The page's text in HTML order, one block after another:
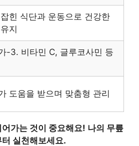
힌 식단과 운동으로 건강한
지
-3. 비타민 C, 글루코사민 등
도움을 받으며 맞춤형 관리
가는 것이 중요해요! 나의 무릎
실천해보세요.